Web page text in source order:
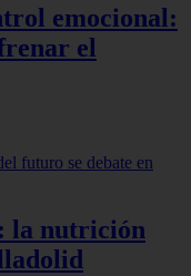
emocional:
el
la nutrición